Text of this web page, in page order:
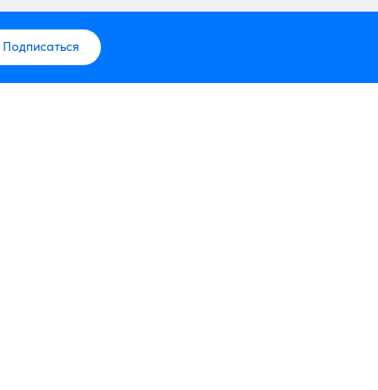
Подписаться